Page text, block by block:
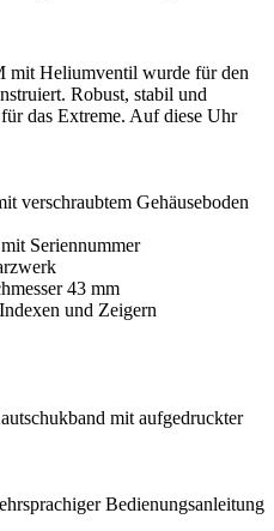
Heliumventil wurde für den
Robust, stabil und
das Extreme. Auf diese Uhr
verschraubtem Gehäuseboden
Seriennummer
43 mm
und Zeigern
mit aufgedruckter
Bedienungsanleitung